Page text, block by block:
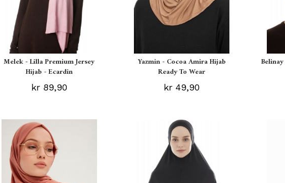
Melek - Lilla Premium Jersey
Hijab - Ecardin
kr 89,90
Yazmin - Cocoa Amira Hijab
Ready To Wear
kr 49,90